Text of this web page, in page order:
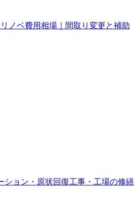
ノベ費用相場｜間取り変更と補助